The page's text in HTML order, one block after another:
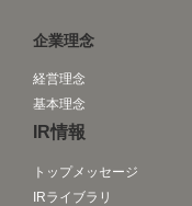
企業理念
経営理念
基本理念
IR情報
トップメッセージ
IRライブラリ